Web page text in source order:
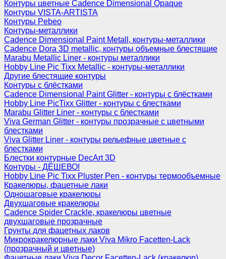
Контуры цветные Cadence Dimensional Opaque
Контуры VISTA-ARTISTA
Контуры Pebeo
Контуры-металлики
Cadence Dimensional Paint Metall, контуры-металлики
Cadence Dora 3D metallic, контуры объемные блестящие
Marabu Metallic Liner - контуры металлики
Hobby Line Pic Tixx Metallic - контуры-металлики
Другие блестящие контуры
Контуры с блёстками
Cadence Dimensional Paint Glitter - контуры с блёстками
Hobby Line PicTixx Glitter - контуры с блестками
Marabu Glitter Liner - контуры с блестками
Viva German Glitter - контуры прозрачные с цветными
блестками
Viva Glitter Liner - контуры рельефные цветные с
блестками
Блестки контурные DecArt 3D
Контуры - ДЁШЕВО!
Hobby Line Pic Tixx Pluster Pen - контуры термообъемные
Кракелюры, фацетные лаки
Одношаговые кракелюры
Двухшаговые кракелюры
Cadence Spider Crackle, кракелюры цветные
двухшаговые прозрачные
Грунты для фацетных лаков
Микрокракелюрные лаки Viva Mikro Facetten-Lack
(прозрачный и цветные)